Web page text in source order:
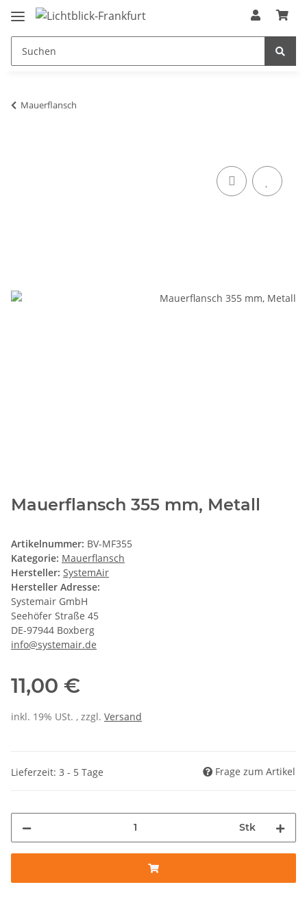
Mauerflansch
Mauerflansch 355 mm, Metall
Artikelnummer: BV-MF355
Kategorie: Mauerflansch
Hersteller: SystemAir
Hersteller Adresse:
Systemair GmbH
Seehöfer Straße 45
DE-97944 Boxberg
info@systemair.de
11,00 €
inkl. 19% USt. , zzgl. Versand
Lieferzeit: 3 - 5 Tage Frage zum Artikel
Stk